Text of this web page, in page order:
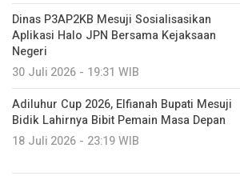
Dinas P3AP2KB Mesuji Sosialisasikan
Aplikasi Halo JPN Bersama Kejaksaan
Negeri
30 Juli 2026 - 19:31 WIB
Adiluhur Cup 2026, Elfianah Bupati Mesuji
Bidik Lahirnya Bibit Pemain Masa Depan
18 Juli 2026 - 23:19 WIB